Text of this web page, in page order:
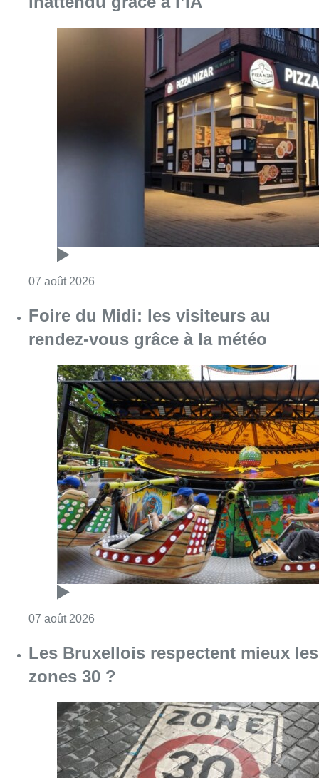
07 août 2026
Foire du Midi: les visiteurs au
rendez-vous grâce à la météo
07 août 2026
Les Bruxellois respectent mieux les
zones 30 ?